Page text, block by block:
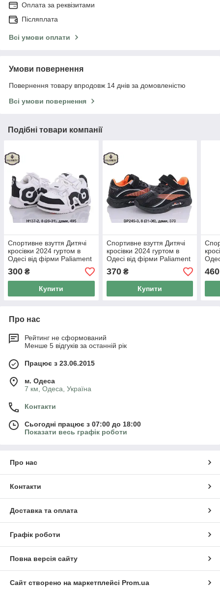
Оплата за реквізитами
Післяплата
Всі умови оплати
Умови повернення
Повернення товару впродовж 14 днів за домовленістю
Всі умови повернення
Подібні товари компанії
Спортивне взуття Дитячі
кросівки 2024 гуртом в
Одесі від фірми Paliament
(26-31)
300 ₴
Купити
Спортивне взуття Дитячі
кросівки 2024 гуртом в
Одесі від фірми Paliament
(31-36)
370₴
Купити
(26-
460
Про нас
Рейтинг не сформований
Менше 5 відгуків за останній рік
Працює з 23.06.2015
м. Одеса
7 км, Одеса, Україна
Контакти
Сьогодні працює з 07:00 до 18:00
Показати весь графік роботи
Про нас
Контакти
Доставка та оплата
Графік роботи
Повна версія сайту
Сайт створено на маркетплейсі Prom.ua